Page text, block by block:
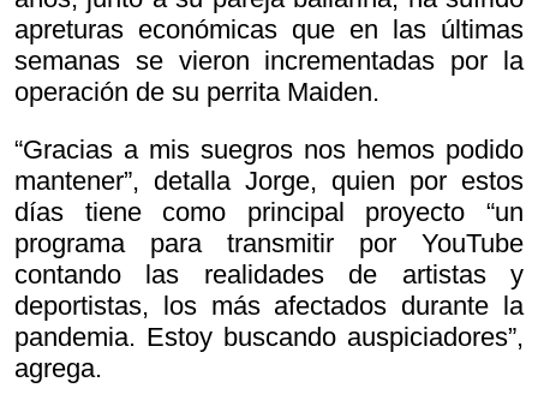
apreturas económicas que en las últimas
semanas se vieron incrementadas por la
operación de su perrita Maiden.
“Gracias a mis suegros nos hemos podido
mantener”, detalla Jorge, quien por estos
días tiene como principal proyecto “un
programa para transmitir por YouTube
contando las realidades de artistas y
deportistas, los más afectados durante la
pandemia. Estoy buscando auspiciadores”,
agrega.